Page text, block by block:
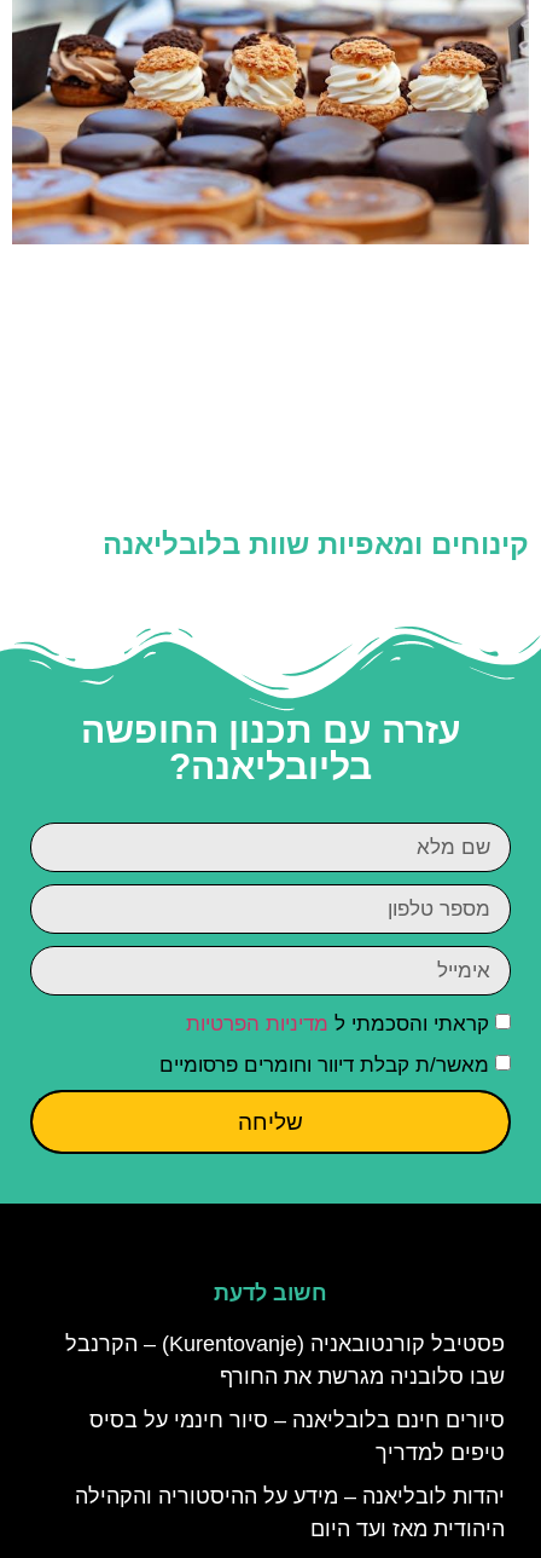
קינוחים ומאפיות שוות בלובליאנה
עזרה עם תכנון החופשה
בליובליאנה?
קראתי והסכמתי ל מדיניות הפרטיות
מאשר/ת קבלת דיוור וחומרים פרסומיים
שליחה
חשוב לדעת
פסטיבל קורנטובאניה (Kurentovanje) – הקרנבל
שבו סלובניה מגרשת את החורף
סיורים חינם בלובליאנה – סיור חינמי על בסיס
טיפים למדריך
יהדות לובליאנה – מידע על ההיסטוריה והקהילה
היהודית מאז ועד היום